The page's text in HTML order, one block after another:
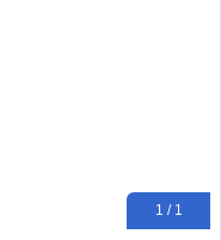
1 / 1